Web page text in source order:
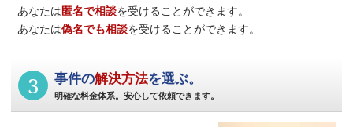
あなたは匿名で相談を受けることができます。
あなたは偽名でも相談を受けることができます。
3 事件の解決方法を選ぶ。
明確な料金体系。安心して依頼できます。